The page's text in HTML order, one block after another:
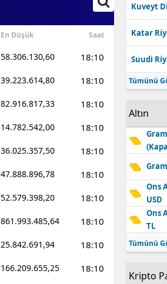
Diyarbakır
Edirne
Elazığ
En Düşük Saat
58.306.130,60 18:10
39.223.614,80 18:10
82.916.817,33 18:10
14.782.542,00 18:10
36.025.357,50 18:10
47.888.896,78 18:10
52.579.398,20 18:10
861.993.485,64 18:10
25.842.691,94 18:10
166.209.655,25 18:10
Kuveyt
Katar
Suudi
Tümünü
Altın
Ons
USD
Ons
TL
Tümünü
Kripto